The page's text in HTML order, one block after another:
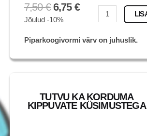
7,50€ 6,75 €
Jõulud -10%
Toyota
kogus
Piparkoogivormi värv on juhuslik.
TUTVU KA KORDUMA
KIPPUVATE KÜSIMUSTEGA